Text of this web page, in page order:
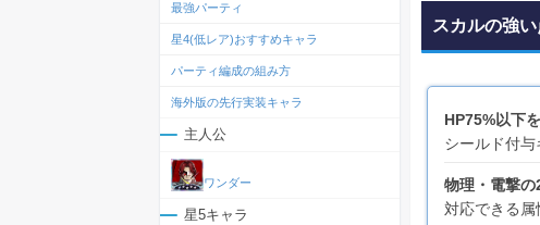
スカルの強い
HP75%以下
シールド付
物理・電撃
対応できる
最強パーティ
星4(低レア)おすすめキャラ
パーティ編成の組み方
海外版の先行実装キャラ
主人公
ワンダー
星5キャラ